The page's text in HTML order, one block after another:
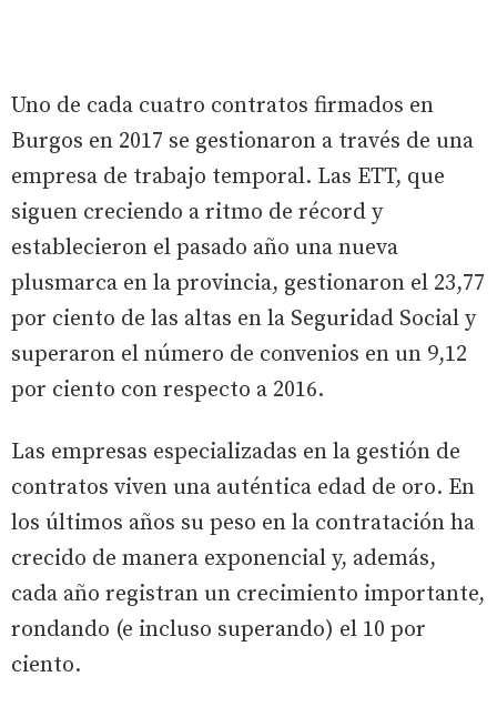
Uno de cada cuatro contratos firmados en
Burgos en 2017 se gestionaron a través de una
empresa de trabajo temporal. Las ETT, que
siguen creciendo a ritmo de récord y
establecieron el pasado año una nueva
plusmarca en la provincia, gestionaron el 23,77
por ciento de las altas en la Seguridad Social y
superaron el número de convenios en un 9,12
por ciento con respecto a 2016.
Las empresas especializadas en la gestión de
contratos viven una auténtica edad de oro. En
los últimos años su peso en la contratación ha
crecido de manera exponencial y, además,
cada año registran un crecimiento importante,
rondando (e incluso superando) el 10 por
ciento.